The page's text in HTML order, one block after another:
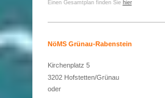
Einen Gesamtplan finden Sie hier
NöMS Grünau-Rabenstein
Kirchenplatz 5
3202 Hofstetten/Grünau
oder